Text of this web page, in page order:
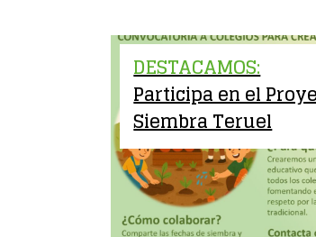
DESTACAMOS:
Participa en el
Siembra Teruel